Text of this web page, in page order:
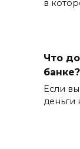
в
Что
банке?
Если
деньги